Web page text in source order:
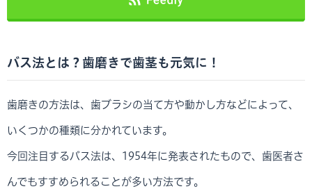
バス法とは？歯磨きで歯茎も元気に！
歯磨きの方法は、歯ブラシの当て方や動かし方などによって、
いくつかの種類に分かれています。
今回注目するバス法は、1954年に発表されたもので、歯医者さ
んでもすすめられることが多い方法です。